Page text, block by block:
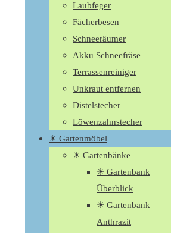
Laubfeger
Fächerbesen
Schneeräumer
Akku Schneefräse
Terrassenreiniger
Unkraut entfernen
Distelstecher
Löwenzahnstecher
☀ Gartenmöbel
☀ Gartenbänke
☀ Gartenbank
Überblick
☀ Gartenbank
Anthrazit